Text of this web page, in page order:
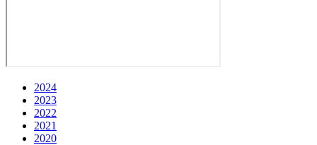
2024
2023
2022
2021
2020